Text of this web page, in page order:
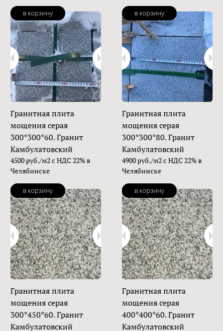
в корзину в корзину
Гранитная плита
мощения серая
300*300*60. Гранит
Камбулатовский
4500 руб./м2 с НДС 22% в
Челябинске
в корзину
Гранитная плита
мощения серая
300*300*80. Гранит
Камбулатовский
4900 руб./м2 с НДС 22% в
Челябинске
в корзину
Гранитная плита
мощения серая
300*450*60. Гранит
Камбулатовский
Гранитная плита
мощения серая
400*400*60. Гранит
Камбулатовский